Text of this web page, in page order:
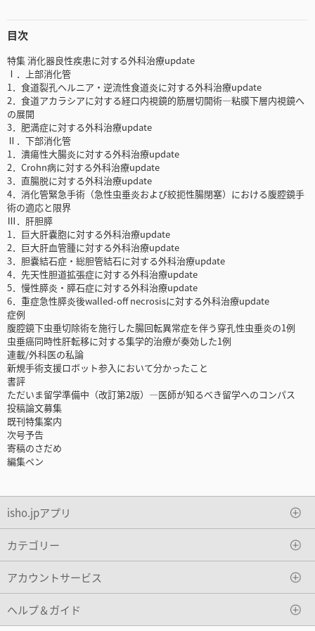
目次
特集 消化器良性疾患に対する外科治療update
Ⅰ．上部消化管
1．食道裂孔ヘルニア・逆流性食道炎に対する外科治療update
2．食道アカラシアに対する経口内視鏡的筋層切開術―粘膜下層内視鏡へ
の展開
3．肥満症に対する外科治療update
Ⅱ．下部消化管
1．潰瘍性大腸炎に対する外科治療update
2．Crohn病に対する外科治療update
3．直腸脱に対する外科治療update
4．消化管緊急手術（急性虫垂炎および絞扼性腸閉塞）における腹腔鏡手
術の適応と限界
Ⅲ．肝胆膵
1．巨大肝嚢胞に対する外科治療update
2．巨大肝血管腫に対する外科治療update
3．胆嚢結石症・総胆管結石に対する外科治療update
4．先天性胆道拡張症に対する外科治療update
5．慢性膵炎・膵石症に対する外科治療update
6．重症急性膵炎後walled-off necrosisに対する外科治療update
症例
腹腔鏡下虫垂切除術を施行した腸回転異常症を伴う穿孔性虫垂炎の1例
虫垂癌同時性肝転移に対する集学的治療が奏効した1例
連載/外科医の私論
新規手術支援ロボット参入において分かったこと
書評
ただいま留学準備中（改訂第2版）―医師が知るべき留学へのコンパス
投稿論文募集
既刊特集案内
次号予告
寄稿のさだめ
編集ペン
isho.jpアプリ
カテゴリー
アカウントサービス
ヘルプ＆ガイド